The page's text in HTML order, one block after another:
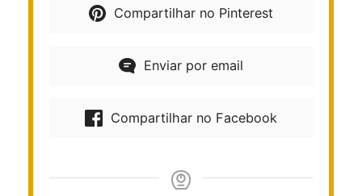
Compartilhar no Pinterest
Enviar por email
Compartilhar no Facebook